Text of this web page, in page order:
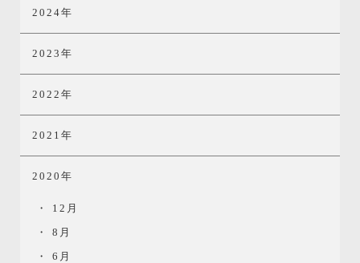
2024年
2023年
2022年
2021年
2020年
12月
8月
6月